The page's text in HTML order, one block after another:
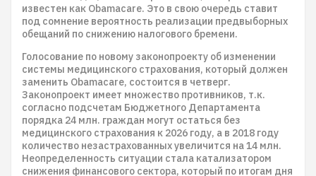
известен как Obamacare. Это в свою очередь ставит
под сомнение вероятность реализации предвыборных
обещаний по снижению налогового бремени.
Голосование по новому законопроекту об изменении
системы медицинского страхования, который должен
заменить Obamacare, состоится в четверг.
Законопроект имеет множество противников, т.к.
согласно подсчетам Бюджетного Департамента
порядка 24 млн. граждан могут остаться без
медицинского страхования к 2026 году, а в 2018 году
количество незастрахованных увеличится на 14 млн.
Неопределенность ситуации стала катализатором
снижения финансового сектора, который по итогам дня